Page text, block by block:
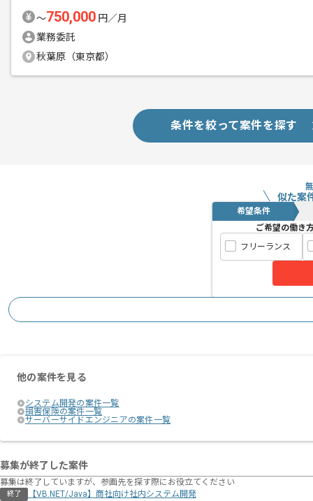
〜750,000 円／月
業務委託
秋葉原（東京都）
条件を絞って案件を探す
似た案
希望条件
ご希望の働き
フリーランス
他の案件を見る
システム開発の案件一覧
損害保険の案件一覧
サーバーサイドエンジニアの案件一覧
募集が終了した案件
募集は終了していますが、参画先を探す際にお役立てください
終了 【VB.NET/Java】商社向け社内システム開発